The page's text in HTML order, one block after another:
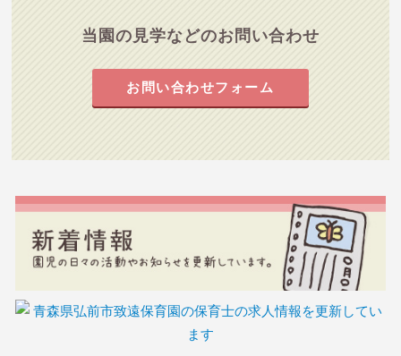
当園の見学などのお問い合わせ
お問い合わせフォーム